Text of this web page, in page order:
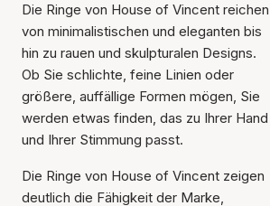
Die Ringe von House of Vincent reichen
von minimalistischen und eleganten bis
hin zu rauen und skulpturalen Designs.
Ob Sie schlichte, feine Linien oder
größere, auffällige Formen mögen, Sie
werden etwas finden, das zu Ihrer Hand
und Ihrer Stimmung passt.
Die Ringe von House of Vincent zeigen
deutlich die Fähigkeit der Marke,